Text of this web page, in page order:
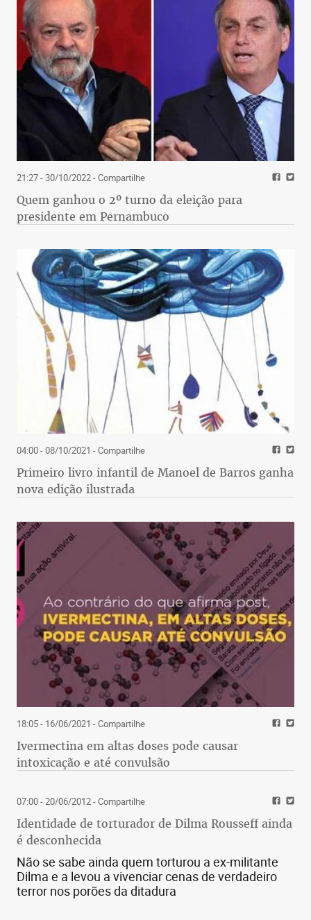
21:27 - 30/10/2022- Compartilhe
Quem ganhou o 2º turno da eleição para
presidente em Pernambuco
04:00 - 08/10/2021 - Compartilhe
Primeiro livro infantil de Manoel de Barros ganha
nova edição ilustrada
18:05 - 16/06/2021 - Compartilhe
Ivermectina em altas doses pode causar
intoxicação e até convulsão
07:00 - 20/06/2012- Compartilhe
Identidade de torturador de Dilma Rousseff ainda
é desconhecida
Não se sabe ainda quem torturou a ex-militante
Dilma e a levou a vivenciar cenas de verdadeiro
terror nos porões da ditadura